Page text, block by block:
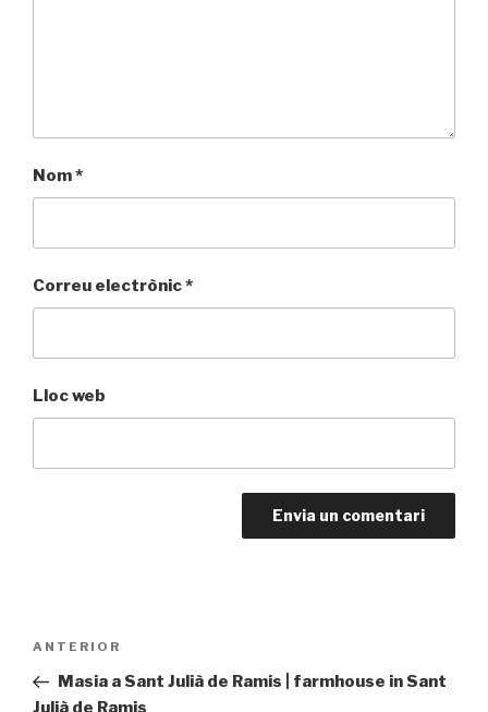
Nom*
Correu electrònic*
Lloc web
Entrada
prèvia
ANTERIOR
Masia a Sant Julià de Ramis | farmhouse in Sant
Julià de Ramis